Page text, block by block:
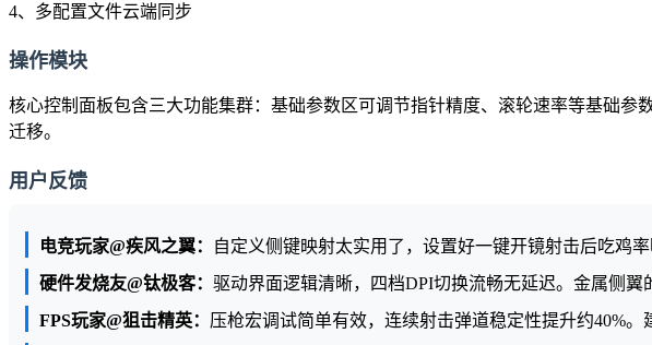
4、多配置文件云端同步
操作模块
核心控制面板包含三大功能集群：基础参数区可调节指针精度、滚轮速率等基础
迁移。
用户反馈
电竞玩家@疾风之翼：
自定义侧键映射太实用了，设置好一键开镜射击后吃鸡
硬件发烧友@钛极客： 驱动界面逻辑清晰，四档DPI切换流畅无延迟。金属侧翼
FPS玩家@狙击精英： 压枪宏调试简单有效，连续射击弹道稳定性提升约40%。